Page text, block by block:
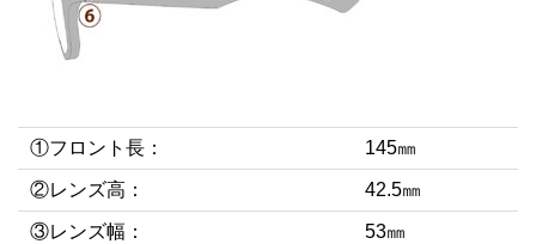
①フロント長： 145㎜
②レンズ高： 42.5㎜
③レンズ幅： 53㎜